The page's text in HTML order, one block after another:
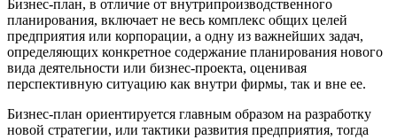
Бизнес-план, в отличие от внутрипроизводственного
планирования, включает не весь комплекс общих целей
предприятия или корпорации, а одну из важнейших задач,
определяющих конкретное содер­жание планирования нового
вида деятельности или бизнес-проекта, оценивая
перспективную ситуацию как внутри фирмы, так и вне ее.
Бизнес-план ориентируется главным образом на разработку
новой стратегии, или тактики развития предприятия, тогда